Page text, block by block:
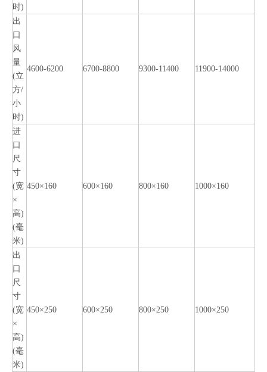
时)
出
口
风
量
(立
方/
小
时)
4600-6200 6700-8800 9300-11400 11900-14000
进
口
尺
寸
(宽
×
高)
(毫
米)
450×160 600×160 800×160 1000×160
出
口
尺
寸
(宽
×
高)
(毫
米)
450×250 600×250 800×250 1000×250